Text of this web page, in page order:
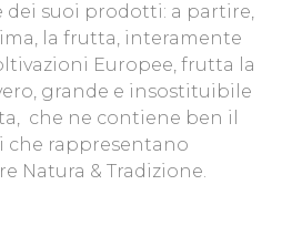
suoi prodotti: a partire,
la frutta, interamente
Europee, frutta la
grande e insostituibile
che ne contiene ben il
che rappresentano
Natura & Tradizione.